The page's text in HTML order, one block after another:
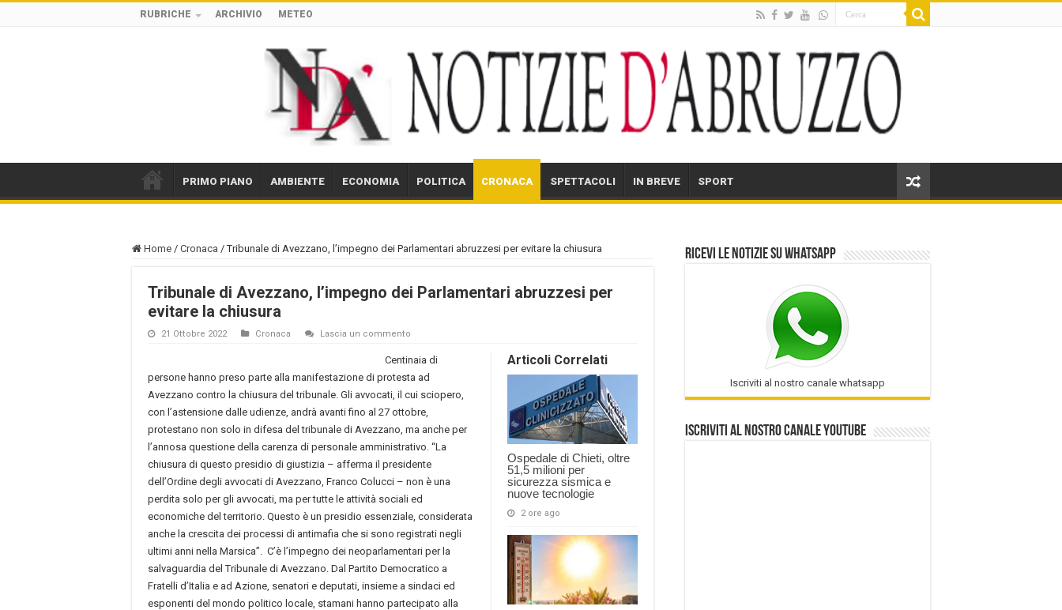
RUBRICHE ARCHIVIO METEO
PRIMO PIANO AMBIENTE ECONOMIA POLITICA CRONACA SPETTACOLI IN BREVE SPORT
Home / Cronaca / Tribunale di Avezzano, l’impegno dei Parlamentari abruzzesi per evitare la chiusura
Tribunale di Avezzano, l’impegno dei Parlamentari abruzzesi per
evitare la chiusura
21 Ottobre 2022 Cronaca Lascia un commento
Articoli Correlati
Ospedale di Chieti, oltre
51,5 milioni per
sicurezza sismica e
nuove tecnologie
2 ore ago
Centinaia di
persone hanno preso parte alla manifestazione di protesta ad
Avezzano contro la chiusura del tribunale. Gli avvocati, il cui sciopero,
con l’astensione dalle udienze, andrà avanti fino al 27 ottobre,
protestano non solo in difesa del tribunale di Avezzano, ma anche per
l’annosa questione della carenza di personale amministrativo. “La
chiusura di questo presidio di giustizia – afferma il presidente
dell’Ordine degli avvocati di Avezzano, Franco Colucci – non è una
perdita solo per gli avvocati, ma per tutte le attività sociali ed
economiche del territorio. Questo è un presidio essenziale, considerata
anche la crescita dei processi di antimafia che si sono registrati negli
ultimi anni nella Marsica”. C’è l’impegno dei neoparlamentari per la
salvaguardia del Tribunale di Avezzano. Dal Partito Democratico a
Fratelli d’Italia e ad Azione, senatori e deputati, insieme a sindaci ed
esponenti del mondo politico locale, stamani hanno partecipato alla
Ricevi le notizie su Whatsapp
Iscriviti al nostro canale whatsapp
Iscriviti al nostro Canale Youtube